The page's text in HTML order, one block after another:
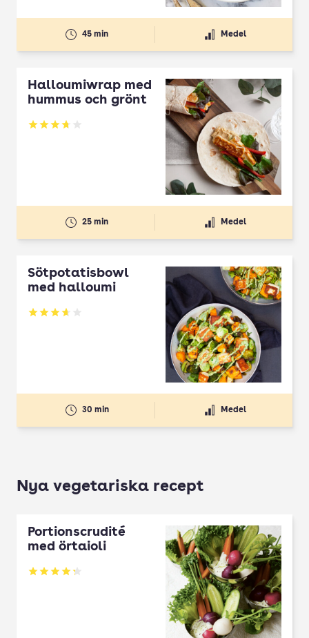
45 min Medel
Halloumiwrap med
hummus och grönt
Betyg: 3.69 av 5
25 min Medel
Sötpotatisbowl
med halloumi
Betyg: 3.63 av 5
30 min Medel
Nya vegetariska recept
Portionscrudité
med örtaioli
Betyg: 4.27 av 5